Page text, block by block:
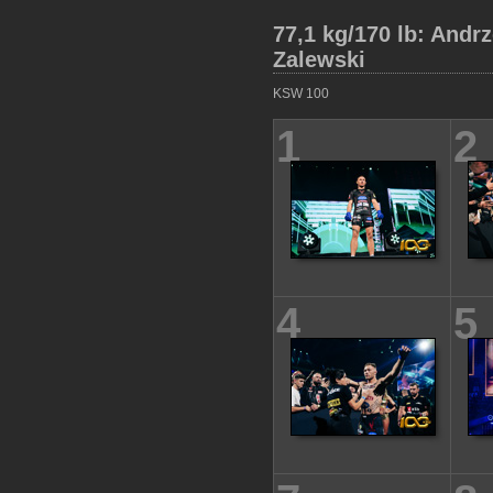
77,1 kg/170 lb:
Zalewski
KSW 100
1 2
4 5